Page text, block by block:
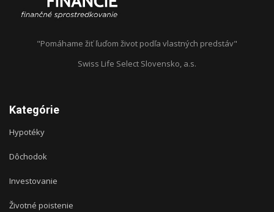
"Pomáhame žiť ľuďom život podľa vlastných predstáv"
Swiss Life Select Slovensko, a.s.
Kategórie
Hypotéky
Dôchodok
Investovanie
Životné poistenie